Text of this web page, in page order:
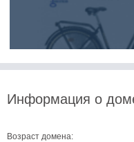
Информация о
Возраст домена: